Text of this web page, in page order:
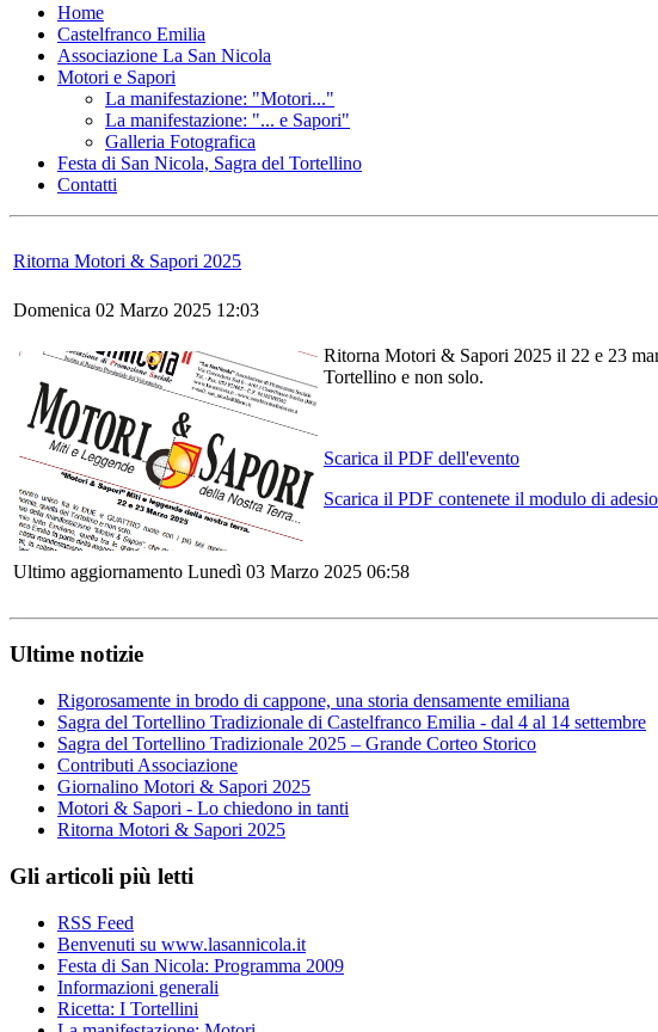
Home
Castelfranco Emilia
Associazione La San Nicola
Motori e Sapori
La manifestazione: "Motori..."
La manifestazione: "... e Sapori"
Galleria Fotografica
Festa di San Nicola, Sagra del Tortellino
Contatti
Ritorna Motori & Sapori 2025
Domenica 02 Marzo 2025 12:03
Ritorna Motori & Sapori 2025 il 22 e 23
Tortellino e non solo.
Scarica il PDF dell'evento
Scarica il PDF contenete il modulo di
Ultimo aggiornamento Lunedì 03 Marzo 2025 06:58
Ultime notizie
Rigorosamente in brodo di cappone, una storia densamente emiliana
Sagra del Tortellino Tradizionale di Castelfranco Emilia - dal 4 al 14 settembre
Sagra del Tortellino Tradizionale 2025 – Grande Corteo Storico
Contributi Associazione
Giornalino Motori & Sapori 2025
Motori & Sapori - Lo chiedono in tanti
Ritorna Motori & Sapori 2025
Gli articoli più letti
RSS Feed
Benvenuti su www.lasannicola.it
Festa di San Nicola: Programma 2009
Informazioni generali
Ricetta: I Tortellini